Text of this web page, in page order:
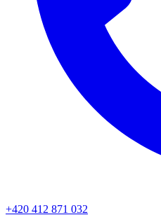
+420 412 871 032